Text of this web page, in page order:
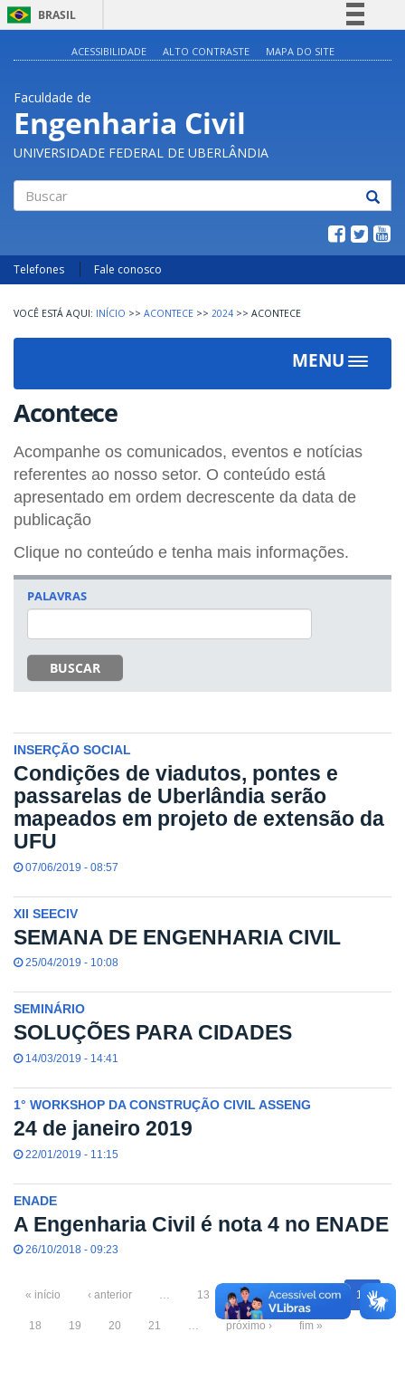
BRASIL
Legislação
Canais
ACESSIBILIDADE ALTO CONTRASTE MAPA DO SITE
Faculdade de
Engenharia Civil
UNIVERSIDADE FEDERAL DE UBERLÂNDIA
Telefones Fale conosco
INÍCIO >> ACONTECE >> 2024 >> ACONTECE
MENU
Toggle
Acontece
Acompanhe os comunicados, eventos e notícias
referentes ao nosso setor. O conteúdo está
apresentado em ordem decrescente da data de
publicação
Clique no conteúdo e tenha mais informações.
PALAVRAS
BUSCAR
INSERÇÃO SOCIAL
Condições de viadutos, pontes e
passarelas de Uberlândia serão
mapeados em projeto de extensão da
UFU
07/06/2019 - 08:57
XII SEECIV
SEMANA DE ENGENHARIA CIVIL
25/04/2019 - 10:08
SEMINÁRIO
SOLUÇÕES PARA CIDADES
14/03/2019 - 14:41
1° WORKSHOP DA CONSTRUÇÃO CIVIL ASSENG
24 de janeiro 2019
22/01/2019 - 11:15
ENADE
A Engenharia Civil é nota 4 no ENADE
26/10/2018 - 09:23
« início ‹ anterior … 13 14 15 16 17
18 19 20 21 … próximo › fim »